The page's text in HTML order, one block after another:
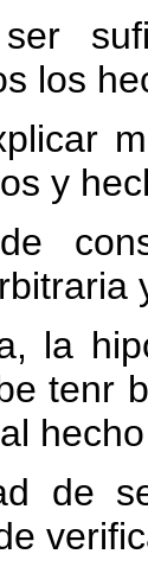
los
y
la
tenr
de